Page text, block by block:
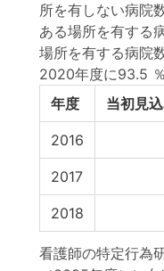
所を有しない病院
ある場所を有する
場所を有する病院
2020年度に93.5 ％
年度
当初見
2016
2017
2018
看護師の特定行為